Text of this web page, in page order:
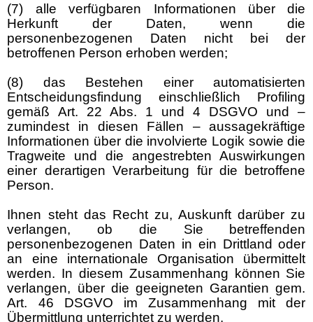
(7) alle verfügbaren Informationen über die
Herkunft der Daten, wenn die
personenbezogenen Daten nicht bei der
betroffenen Person erhoben werden;
(8) das Bestehen einer automatisierten
Entscheidungsfindung einschließlich Profiling
gemäß Art. 22 Abs. 1 und 4 DSGVO und –
zumindest in diesen Fällen – aussagekräftige
Informationen über die involvierte Logik sowie die
Tragweite und die angestrebten Auswirkungen
einer derartigen Verarbeitung für die betroffene
Person.
Ihnen steht das Recht zu, Auskunft darüber zu
verlangen, ob die Sie betreffenden
personenbezogenen Daten in ein Drittland oder
an eine internationale Organisation übermittelt
werden. In diesem Zusammenhang können Sie
verlangen, über die geeigneten Garantien gem.
Art. 46 DSGVO im Zusammenhang mit der
Übermittlung unterrichtet zu werden.